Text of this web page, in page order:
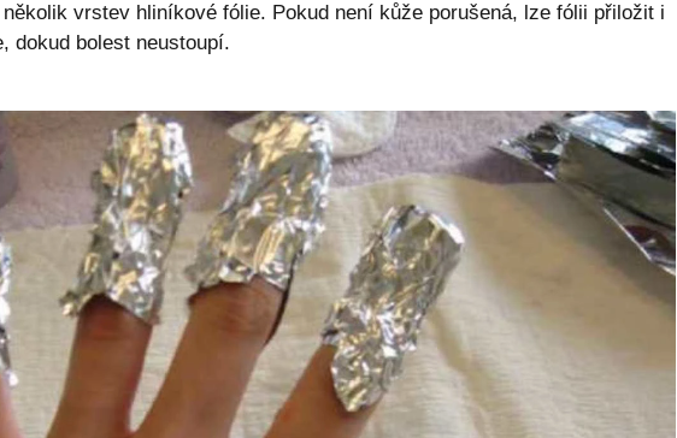
vrstev hliníkové fólie. Pokud není kůže porušená, lze fólii přiložit i
dokud bolest neustoupí.